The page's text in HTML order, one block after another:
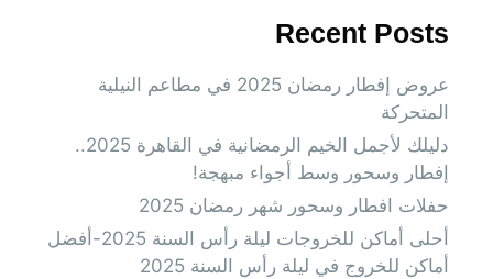
Recent Posts
عروض إفطار رمضان 2025 في مطاعم النيلية
المتحركة
دليلك لأجمل الخيم الرمضانية في القاهرة 2025..
إفطار وسحور وسط أجواء مبهجة!
حفلات افطار وسحور شهر رمضان 2025
أحلى أماكن للخروجات ليلة رأس السنة 2025-أفضل
أماكن للخروج في ليلة رأس السنة 2025